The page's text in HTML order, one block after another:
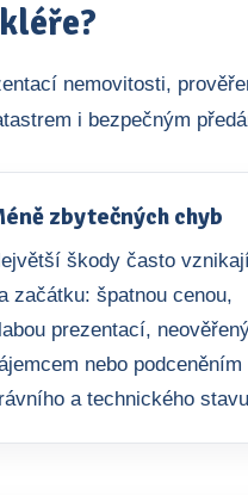
nemovitosti,
i bezpečným
zbytečných chyb
škody často
začátku: špatnou cenou,
prezentací,
nebo podceněním
a technického